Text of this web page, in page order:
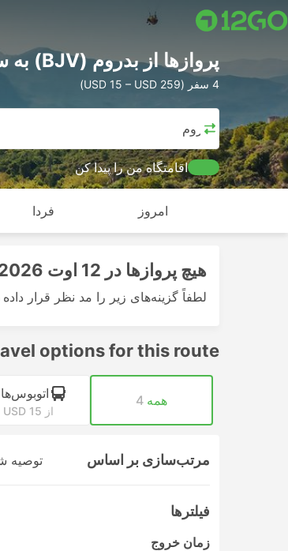
پرواز‌ها از بدروم (BJV) به سلجوک
4 سفر (USD 15 – USD 259)
بدروم
اقامتگاه من را پیدا کن
امروز فردا
هیچ پرواز‌ها در 12 اوت 2026 پیدا نشد
لطفاً گزینه‌های زیر را مد نظر قرار داده
options for this route
همه 4 اتوبوس‌ها
از USD 15
مرتب‌سازی بر اساس توصیه
فیلتر‌ها
زمان خروج